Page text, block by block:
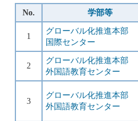
No. 学部等
1
グローバル化推進本部
国際センター
2
グローバル化推進本部
外国語教育センター
3
グローバル化推進本部
外国語教育センター